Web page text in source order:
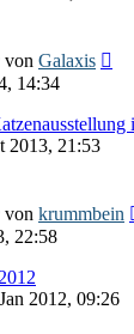
von Galaxis
14:34
2013, 21:53
von krummbein
22:58
2012, 09:26